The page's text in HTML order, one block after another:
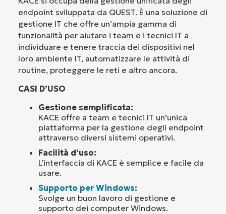
endpoint sviluppata da QUEST. È una soluzione di
gestione IT che offre un’ampia gamma di
funzionalità per aiutare i team e i tecnici IT a
individuare e tenere traccia dei dispositivi nel
loro ambiente IT, automatizzare le attività di
routine, proteggere le reti e altro ancora.
CASI D’USO
Gestione semplificata:
KACE offre a team e tecnici IT un’unica
piattaforma per la gestione degli endpoint
attraverso diversi sistemi operativi.
Facilità d’uso:
L’interfaccia di KACE è semplice e facile da
usare.
Supporto per Windows:
Svolge un buon lavoro di gestione e
supporto dei computer Windows.